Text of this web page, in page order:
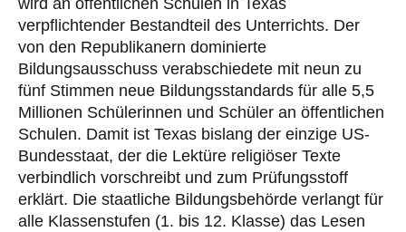
wird an öffentlichen Schulen in Texas
verpflichtender Bestandteil des Unterrichts. Der
von den Republikanern dominierte
Bildungsausschuss verabschiedete mit neun zu
fünf Stimmen neue Bildungsstandards für alle 5,5
Millionen Schülerinnen und Schüler an öffentlichen
Schulen. Damit ist Texas bislang der einzige US-
Bundesstaat, der die Lektüre religiöser Texte
verbindlich vorschreibt und zum Prüfungsstoff
erklärt. Die staatliche Bildungsbehörde verlangt für
alle Klassenstufen (1. bis 12. Klasse) das Lesen